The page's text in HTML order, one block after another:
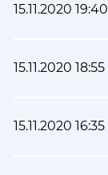
15.11.2020 19:40
15.11.2020 18:55
15.11.2020 16:35